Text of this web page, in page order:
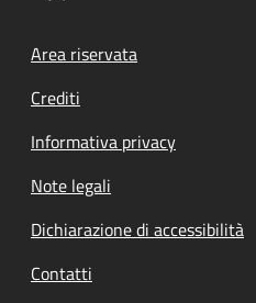
Footer menu
Area riservata
Crediti
Informativa privacy
Note legali
Dichiarazione di accessibilità
Contatti